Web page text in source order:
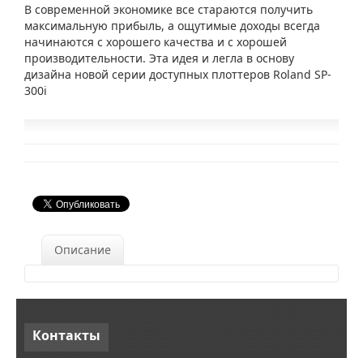
В современной экономике все стараются получить
максимальную прибыль, а ощутимые доходы всегда
начинаются с хорошего качества и с хорошей
производительности. Эта идея и легла в основу
дизайна новой серии доступных плоттеров Roland SP-
300i
Описание
Контакты